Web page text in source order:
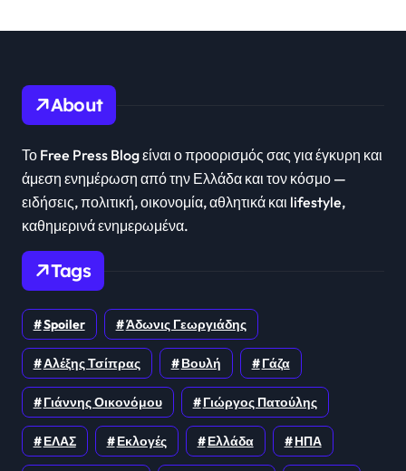
About
Το Free Press Blog είναι ο προορισμός σας για έγκυρη και
άμεση ενημέρωση από την Ελλάδα και τον κόσμο —
ειδήσεις, πολιτική, οικονομία, αθλητικά και lifestyle,
καθημερινά ενημερωμένα.
Tags
Spoiler Άδωνις Γεωργιάδης
Αλέξης Τσίπρας Βουλή Γάζα
Γιάννης Οικονόμου Γιώργος Πατούλης
ΕΛΑΣ Εκλογές Ελλάδα ΗΠΑ